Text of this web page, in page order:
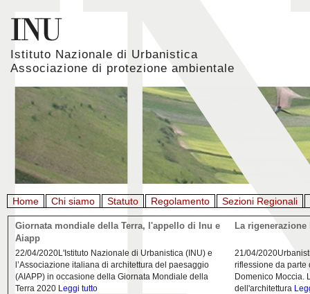
Istituto Nazionale di Urbanistica
Associazione di protezione ambientale
Home Chi siamo Statuto Regolamento Sezioni Regionali
Giornata mondiale della Terra, l'appello di Inu e
Aiapp
22/04/2020L'Istituto Nazionale di Urbanistica (INU) e
l’Associazione italiana di architettura del paesaggio
(AIAPP) in occasione della Giornata Mondiale della
Terra 2020 Leggi tutto
La
21/04/
riflessione da parte
Domenico Moccia.
dell'architettura